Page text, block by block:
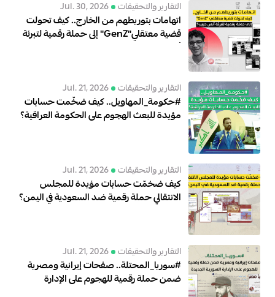
التقارير والتحقيقات Jul. 30, 2026
اتهامات بتوريطهم من الخارج.. كيف تحولت
قضية معتقلي"GenZ" إلى حملة رقمية لتبرئة
التقارير والتحقيقات Jul. 21, 2026
#حكومة_المهاويل.. كيف ضخّمت حسابات
مؤيدة للبعث الهجوم على الحكومة العراقية؟
التقارير والتحقيقات Jul. 21, 2026
كيف ضخمّت حسابات مؤيدة للمجلس
الانتقالي حملة رقمية ضد السعودية في اليمن؟
التقارير والتحقيقات Jul. 21, 2026
#سوريا_المحتلة.. صفحات إيرانية ومصرية
ضمن حملة رقمية للهجوم على الإدارة